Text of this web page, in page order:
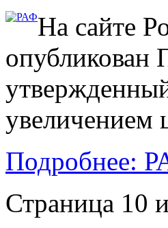
На сайте
опубликован
увеличением
Подробнее:
Страница 10